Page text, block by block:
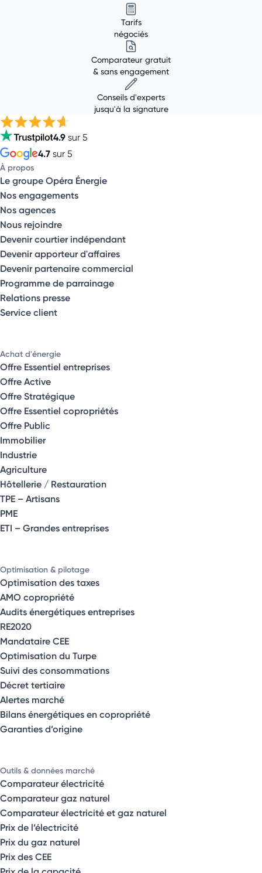
Tarifs
négociés
Comparateur gratuit
& sans engagement
Conseils d'experts
jusqu'à la signature
4.9 sur 5
4.7 sur 5
À propos
Le groupe Opéra Énergie
Nos engagements
Nos agences
Nous rejoindre
Devenir courtier indépendant
Devenir apporteur d'affaires
Devenir partenaire commercial
Programme de parrainage
Relations presse
Service client
Achat d'énergie
Offre Essentiel entreprises
Offre Active
Offre Stratégique
Offre Essentiel copropriétés
Offre Public
Immobilier
Industrie
Agriculture
Hôtellerie / Restauration
TPE – Artisans
PME
ETI – Grandes entreprises
Optimisation & pilotage
Optimisation des taxes
AMO copropriété
Audits énergétiques entreprises
RE2020
Mandataire CEE
Optimisation du Turpe
Suivi des consommations
Décret tertiaire
Alertes marché
Bilans énergétiques en copropriété
Garanties d’origine
Outils & données marché
Comparateur électricité
Comparateur gaz naturel
Comparateur électricité et gaz naturel
Prix de l’électricité
Prix du gaz naturel
Prix des CEE